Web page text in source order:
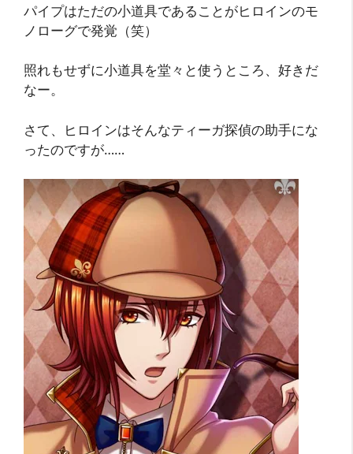
パイプはただの小道具であることがヒロインのモ
ノローグで発覚（笑）
照れもせずに小道具を堂々と使うところ、好きだ
なー。
さて、ヒロインはそんなティーガ探偵の助手にな
ったのですが……